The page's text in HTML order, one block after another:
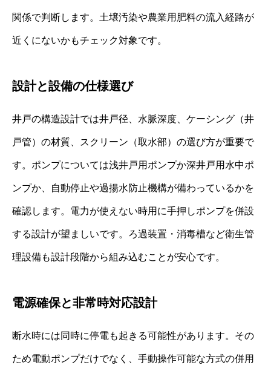
関係で判断します。土壌汚染や農業用肥料の流入経路が
近くにないかもチェック対象です。
設計と設備の仕様選び
井戸の構造設計では井戸径、水脈深度、ケーシング（井
戸管）の材質、スクリーン（取水部）の選び方が重要で
す。ポンプについては浅井戸用ポンプか深井戸用水中ポ
ンプか、自動停止や過揚水防止機構が備わっているかを
確認します。電力が使えない時用に手押しポンプを併設
する設計が望ましいです。ろ過装置・消毒槽など衛生管
理設備も設計段階から組み込むことが安心です。
電源確保と非常時対応設計
断水時には同時に停電も起きる可能性があります。その
ため電動ポンプだけでなく、手動操作可能な方式の併用